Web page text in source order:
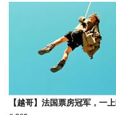
【越哥】法国票房冠军，一